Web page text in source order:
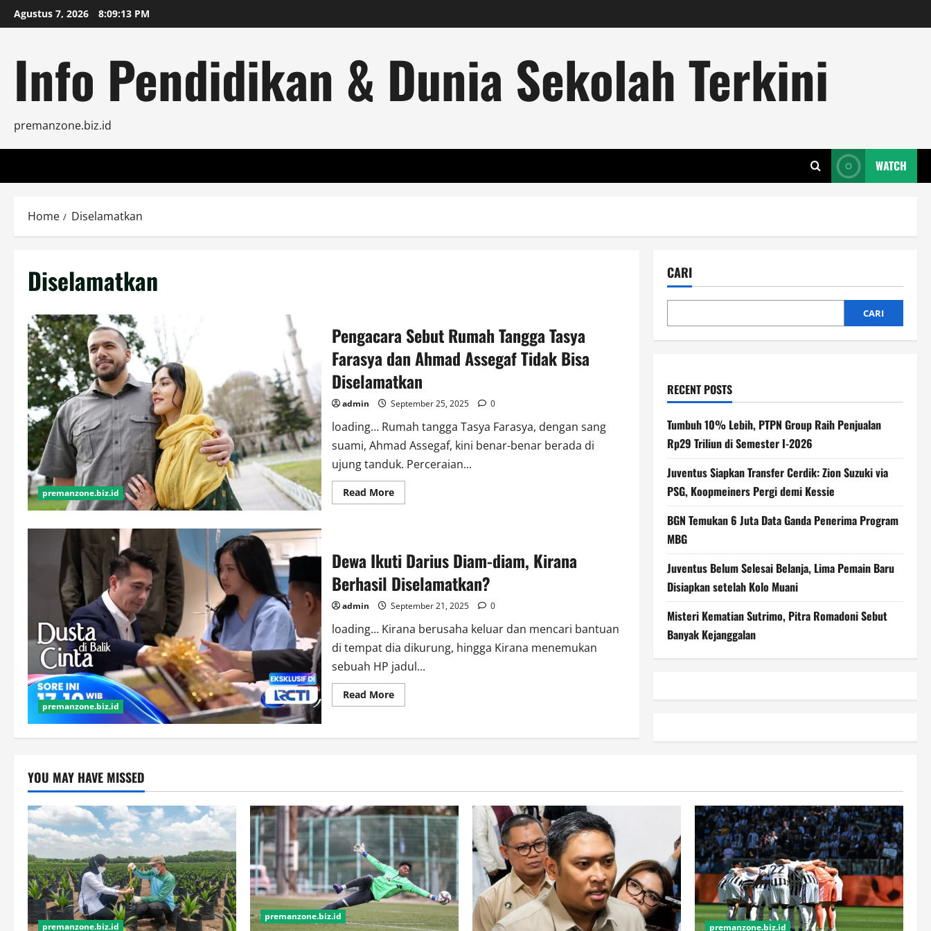
Skip
to
Agustus 7, 2026 8:09:13 PM
Info Pendidikan & Dunia Sekolah Terkini
premanzone.biz.id
WATCH
Home Diselamatkan
Diselamatkan
premanzone.biz.id
Pengacara Sebut Rumah Tangga Tasya
Farasya dan Ahmad Assegaf Tidak Bisa
Diselamatkan
admin September 25, 2025 0
loading… Rumah tangga Tasya Farasya, dengan sang
suami, Ahmad Assegaf, kini benar-benar berada di
ujung tanduk. Perceraian...
Read MoreRead
more
Tasya
Farasya
dan
Ahmad
Tidak
Diselamatkan
premanzone.biz.id
Dewa Ikuti Darius Diam-diam, Kirana
Berhasil Diselamatkan?
admin September 21, 2025 0
loading… Kirana berusaha keluar dan mencari bantuan
di tempat dia dikurung, hingga Kirana menemukan
sebuah HP jadul...
Read MoreRead
more
Darius
Diselamatkan?
CARI
CARI
RECENT POSTS
Tumbuh 10% Lebih, PTPN Group Raih Penjualan
Rp29 Triliun di Semester I-2026
Juventus Siapkan Transfer Cerdik: Zion Suzuki via
PSG, Koopmeiners Pergi demi Kessie
BGN Temukan 6 Juta Data Ganda Penerima Program
MBG
Juventus Belum Selesai Belanja, Lima Pemain Baru
Disiapkan setelah Kolo Muani
Misteri Kematian Sutrimo, Pitra Romadoni Sebut
Banyak Kejanggalan
YOU MAY HAVE MISSED
premanzone.biz.id
premanzone.biz.id
premanzone.biz.id